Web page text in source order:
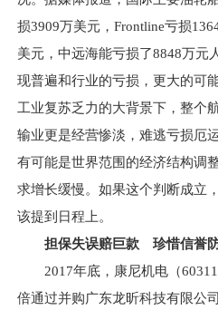
损3909万美元，Frontline亏损
美元，中远海能亏损了8848万元
现普遍和行业的亏损，更大的可
工业复苏乏力的大背景下，整个
输业更是经营惨淡，难逃亏损厄
有可能是世界范围的经济结构调
求增长缓慢。如果这个判断成立
该提到日程上。
担保失误赔巨款 珍惜信誉
2017年底，康尼机电（
倍通过并购广东龙昕科技有限公